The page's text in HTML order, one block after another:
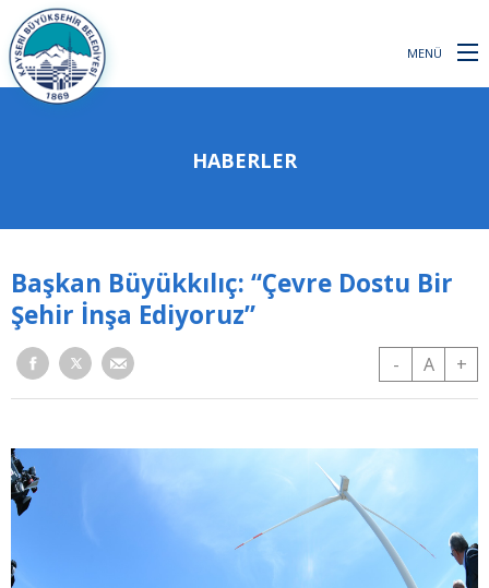
MENÜ
HABERLER
Başkan Büyükkılıç: “Çevre Dostu Bir
Şehir İnşa Ediyoruz”
- A +